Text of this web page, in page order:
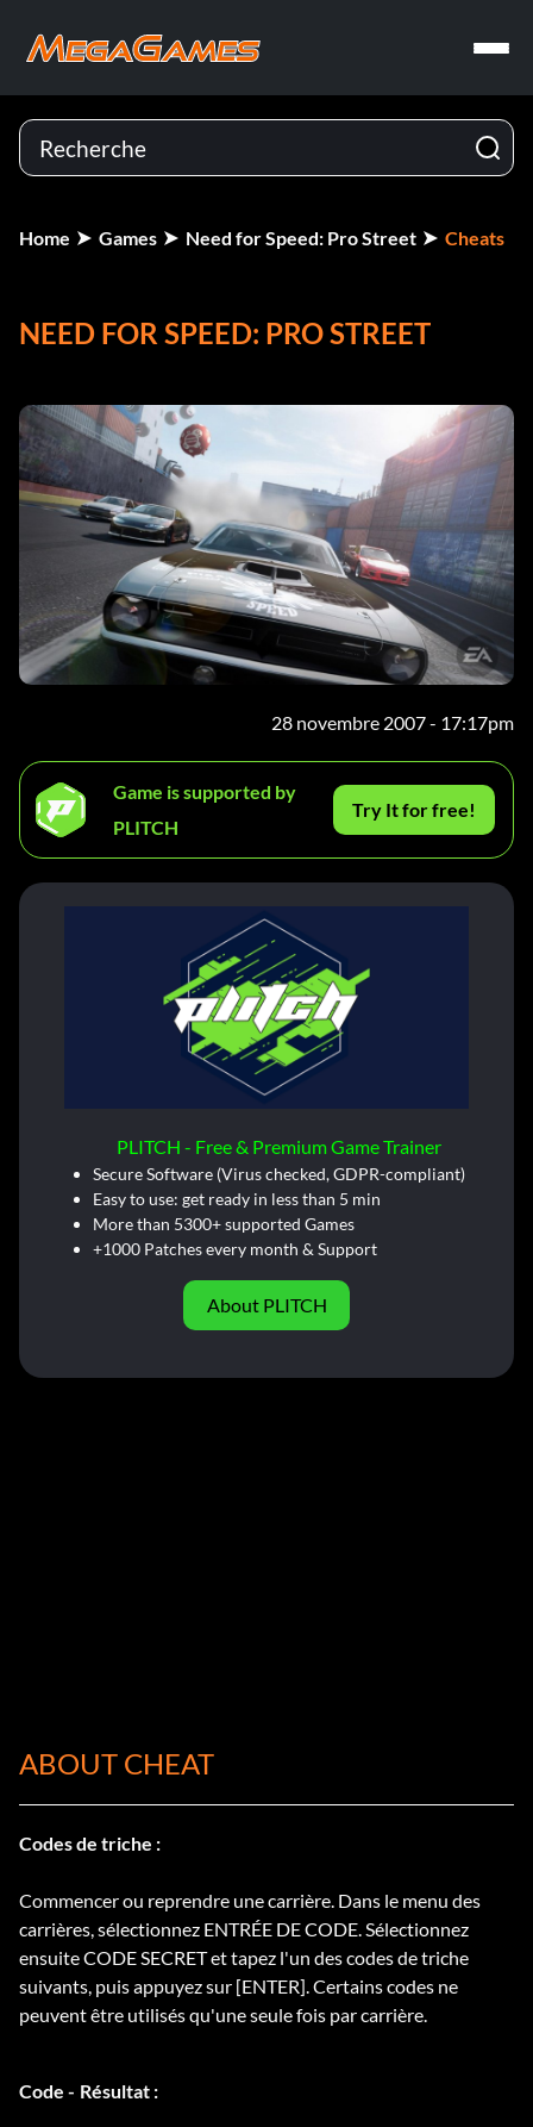
Home Games Need for Speed: Pro Street Cheats
NEED FOR SPEED: PRO STREET
28 novembre 2007 - 17:17pm
Game is supported by
PLITCH
Try It for free!
PLITCH - Free & Premium Game Trainer
Secure Software (Virus checked, GDPR-compliant)
Easy to use: get ready in less than 5 min
More than 5300+ supported Games
+1000 Patches every month & Support
About PLITCH
ABOUT CHEAT
Codes de triche :
Commencer ou reprendre une carrière. Dans le menu des
carrières, sélectionnez ENTRÉE DE CODE. Sélectionnez
ensuite CODE SECRET et tapez l'un des codes de triche
suivants, puis appuyez sur [ENTER]. Certains codes ne
peuvent être utilisés qu'une seule fois par carrière.
Code - Résultat :